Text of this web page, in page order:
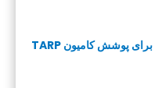
TARP برای پوشش کامیون